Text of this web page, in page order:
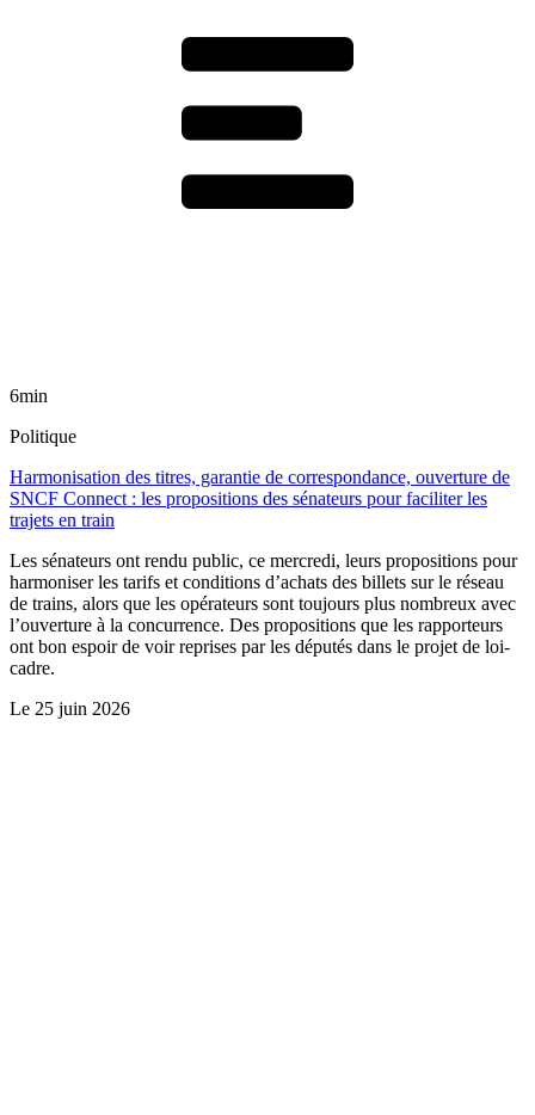
6min
Politique
Harmonisation des titres, garantie de correspondance, ouverture de
SNCF Connect : les propositions des sénateurs pour faciliter les
trajets en train
Les sénateurs ont rendu public, ce mercredi, leurs propositions pour
harmoniser les tarifs et conditions d’achats des billets sur le réseau
de trains, alors que les opérateurs sont toujours plus nombreux avec
l’ouverture à la concurrence. Des propositions que les rapporteurs
ont bon espoir de voir reprises par les députés dans le projet de loi-
cadre.
Le 25 juin 2026